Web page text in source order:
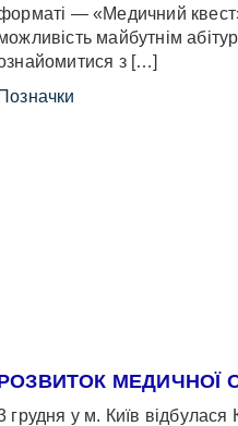
— «Медичний
майбутнім
з […]
Позначки
МЕДИЧНОЇ
грудня у м. Київ відбулася